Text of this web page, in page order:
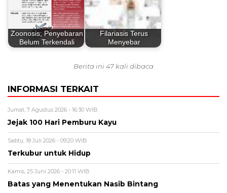
Zoonosis; Penyebaran
Belum Terkendali
Filariasis Terus
Menyebar
Berita ini 47 kali dibaca
INFORMASI TERKAIT
Jumat, 7 Agustus 2026 - 16:30 WIB
Jejak 100 Hari Pemburu Kayu
Sabtu, 18 Juli 2026 - 09:20 WIB
Terkubur untuk Hidup
Kamis, 25 Juni 2026 - 20:11 WIB
Batas yang Menentukan Nasib Bintang